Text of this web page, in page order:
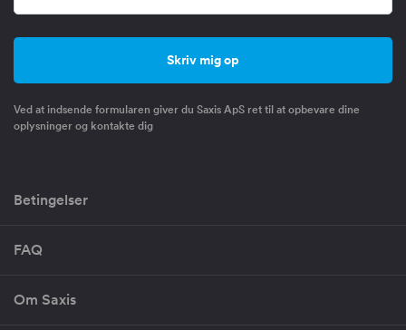
Ved at indsende formularen giver du Saxis ApS ret til at opbevare dine
oplysninger og kontakte dig
Betingelser
FAQ
Om Saxis